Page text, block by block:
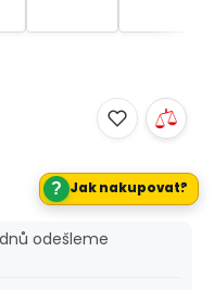
odešleme
? Jak nakupovat?